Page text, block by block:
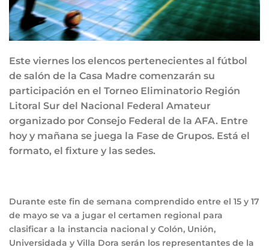
Este viernes los elencos pertenecientes al fútbol
de salón de la Casa Madre comenzarán su
participación en el Torneo Eliminatorio Región
Litoral Sur del Nacional Federal Amateur
organizado por Consejo Federal de la AFA. Entre
hoy y mañana se juega la Fase de Grupos. Está el
formato, el fixture y las sedes.
Durante este fin de semana comprendido entre el 15 y 17
de mayo se va a jugar el certamen regional para
clasificar a la instancia nacional y Colón, Unión,
Universidada y Villa Dora serán los representantes de la